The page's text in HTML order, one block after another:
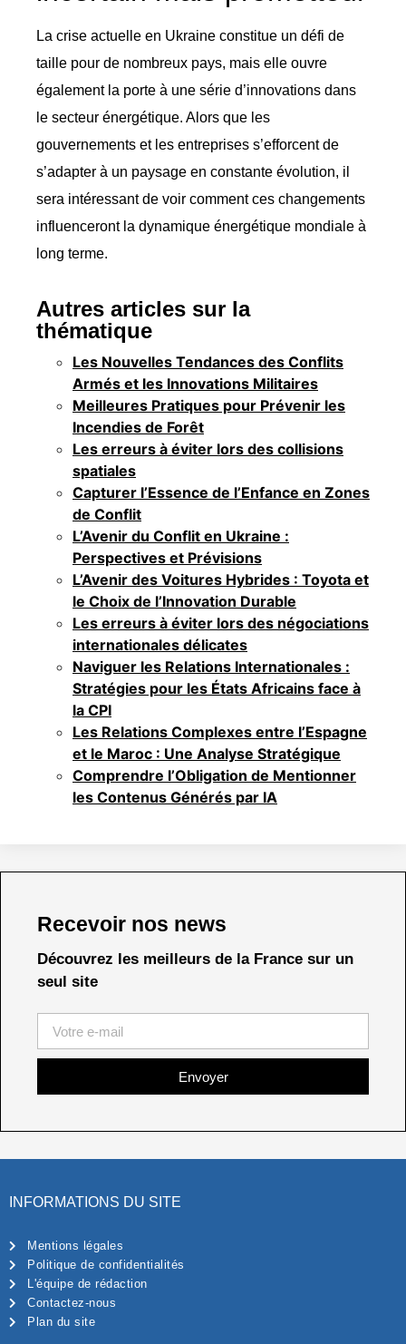
La crise actuelle en Ukraine constitue un défi de
taille pour de nombreux pays, mais elle ouvre
également la porte à une série d’innovations dans
le secteur énergétique. Alors que les
gouvernements et les entreprises s’efforcent de
s’adapter à un paysage en constante évolution, il
sera intéressant de voir comment ces changements
influenceront la dynamique énergétique mondiale à
long terme.
Autres articles sur la
thématique
Les Nouvelles Tendances des Conflits
Armés et les Innovations Militaires
Meilleures Pratiques pour Prévenir les
Incendies de Forêt
Les erreurs à éviter lors des collisions
spatiales
Capturer l’Essence de l’Enfance en Zones
de Conflit
L’Avenir du Conflit en Ukraine :
Perspectives et Prévisions
L’Avenir des Voitures Hybrides : Toyota et
le Choix de l’Innovation Durable
Les erreurs à éviter lors des négociations
internationales délicates
Naviguer les Relations Internationales :
Stratégies pour les États Africains face à
la CPI
Les Relations Complexes entre l’Espagne
et le Maroc : Une Analyse Stratégique
Comprendre l’Obligation de Mentionner
les Contenus Générés par IA
Recevoir nos news
Découvrez les meilleurs de la France sur un
seul site
Envoyer
INFORMATIONS DU SITE
Mentions légales
Politique de confidentialités
L'équipe de rédaction
Contactez-nous
Plan du site